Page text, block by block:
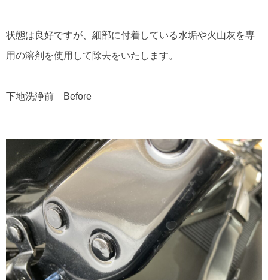
状態は良好ですが、細部に付着している水垢や火山灰を専
用の溶剤を使用して除去をいたします。
下地洗浄前 Before